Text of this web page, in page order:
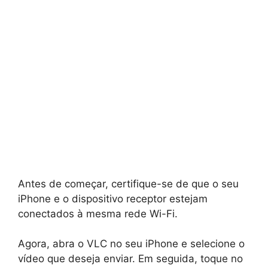
Antes de começar, certifique-se de que o seu
iPhone e o dispositivo receptor estejam
conectados à mesma rede Wi-Fi.
Agora, abra o VLC no seu iPhone e selecione o
vídeo que deseja enviar. Em seguida, toque no